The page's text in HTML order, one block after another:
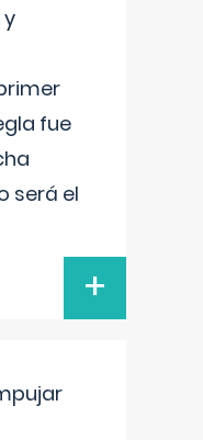
fue
será el
+